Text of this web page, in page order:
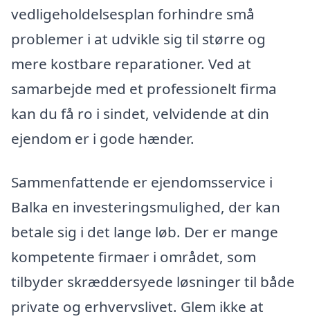
vedligeholdelsesplan forhindre små
problemer i at udvikle sig til større og
mere kostbare reparationer. Ved at
samarbejde med et professionelt firma
kan du få ro i sindet, velvidende at din
ejendom er i gode hænder.
Sammenfattende er ejendomsservice i
Balka en investeringsmulighed, der kan
betale sig i det lange løb. Der er mange
kompetente firmaer i området, som
tilbyder skræddersyede løsninger til både
private og erhvervslivet. Glem ikke at